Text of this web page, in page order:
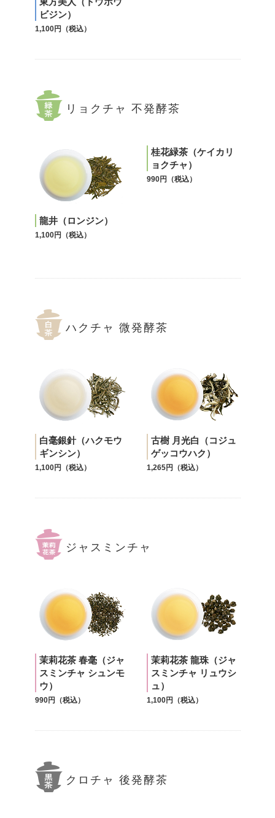
ビジン）
1,100円（税込）
リョクチャ 不発酵茶
龍井（ロンジン）
1,100円（税込）
桂花緑茶（ケイカリ
ョクチャ）
990円（税込）
ハクチャ 微発酵茶
白毫銀針（ハクモウ
ギンシン）
1,100円（税込）
古樹 月光白（コジュ
ゲッコウハク）
1,265円（税込）
ジャスミンチャ
茉莉花茶 春毫（ジャ
スミンチャ シュンモ
ウ）
990円（税込）
茉莉花茶 龍珠（ジャ
スミンチャ リュウシ
ュ）
1,100円（税込）
クロチャ 後発酵茶